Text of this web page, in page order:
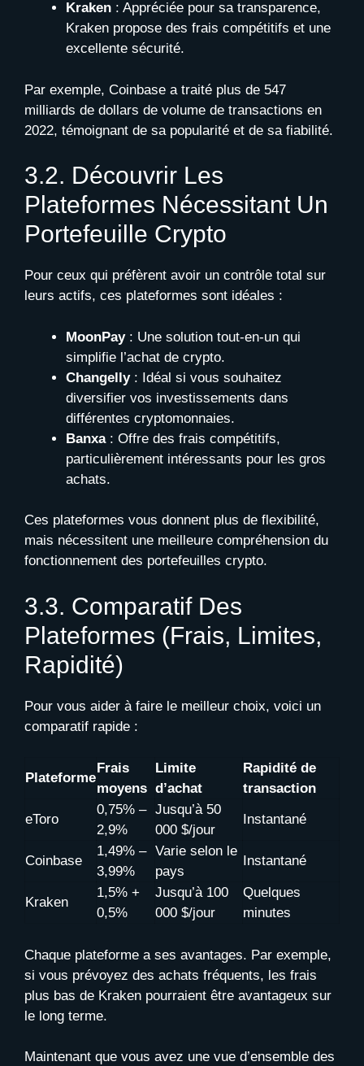
Kraken : Appréciée pour sa transparence,
Kraken propose des frais compétitifs et une
excellente sécurité.
Par exemple, Coinbase a traité plus de 547
milliards de dollars de volume de transactions en
2022, témoignant de sa popularité et de sa fiabilité.
3.2. Découvrir Les
Plateformes Nécessitant Un
Portefeuille Crypto
Pour ceux qui préfèrent avoir un contrôle total sur
leurs actifs, ces plateformes sont idéales :
MoonPay: Une solution tout-en-un qui
simplifie l’achat de crypto.
Changelly: Idéal si vous souhaitez
diversifier vos investissements dans
différentes cryptomonnaies.
Banxa: Offre des frais compétitifs,
particulièrement intéressants pour les gros
achats.
Ces plateformes vous donnent plus de flexibilité,
mais nécessitent une meilleure compréhension du
fonctionnement des portefeuilles crypto.
3.3. Comparatif Des
Plateformes (frais, Limites,
Rapidité)
Pour vous aider à faire le meilleur choix, voici un
comparatif rapide :
Plateforme
Frais
moyens
Limite
d’achat
Rapidité de
transaction
eToro
0,75% –
2,9%
Jusqu’à 50
000 $/jour
Instantané
Coinbase
1,49% –
3,99%
Varie selon le
pays
Instantané
Kraken
1,5% +
0,5%
Jusqu’à 100
000 $/jour
Quelques
minutes
Chaque plateforme a ses avantages. Par exemple,
si vous prévoyez des achats fréquents, les frais
plus bas de Kraken pourraient être avantageux sur
le long terme.
Maintenant que vous avez une vue d’ensemble des